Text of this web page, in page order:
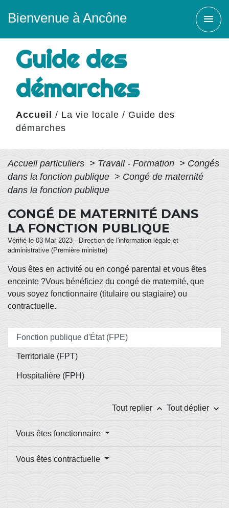
Bienvenue à Ancône menu
Guide des
démarches
Accueil / La vie locale / Guide des
démarches
Accueil particuliers > Travail - Formation > Congés
dans la fonction publique > Congé de maternité
dans la fonction publique
CONGÉ DE MATERNITÉ DANS
LA FONCTION PUBLIQUE
Vérifié le 03 Mar 2023 - Direction de l'information légale et
administrative (Première ministre)
Vous êtes en activité ou en congé parental et vous êtes
enceinte ?Vous bénéficiez du congé de maternité, que
vous soyez fonctionnaire (titulaire ou stagiaire) ou
contractuelle.
Fonction publique d'État (FPE)
Territoriale (FPT)
Hospitalière (FPH)
Tout replier keyboard_arrow_up Tout déplier keyboard_arrow_down
Vous êtes fonctionnaire
Vous êtes contractuelle